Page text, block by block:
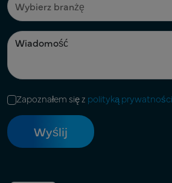
Zapoznałem się z polityką prywatności